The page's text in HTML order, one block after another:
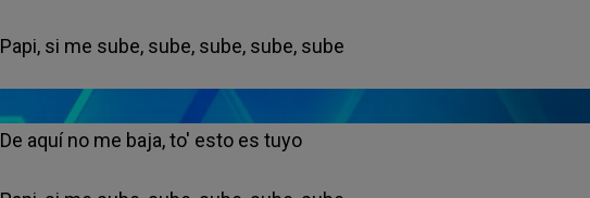
Papi, si me sube, sube, sube, sube, sube
De aquí no me baja, to' esto es tuyo